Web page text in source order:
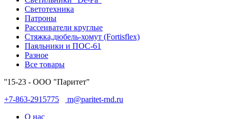
Светотехника
Патроны
Рассеиватели круглые
Стяжка,дюбель-хомут (Fortisflex)
Паяльники и ПОС-61
Разное
Все товары
''15-23 - ООО "Паритет"
+7-863-2915775
m@paritet-rnd.ru
О нас